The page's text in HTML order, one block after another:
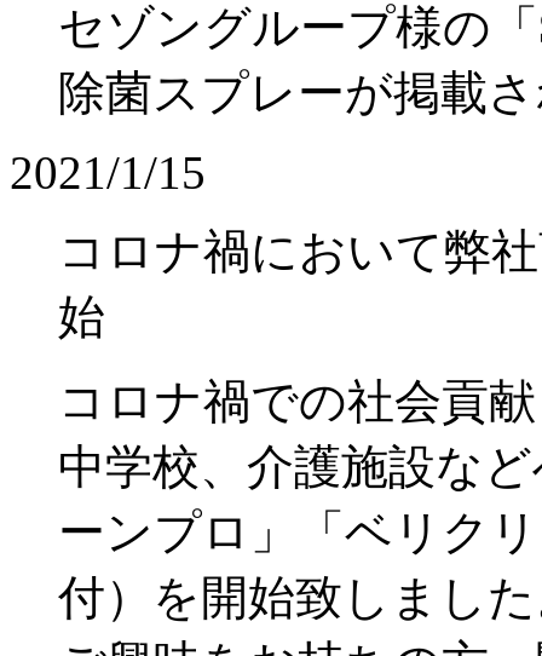
セゾングループ様の「
除菌スプレーが掲載
2021/1/15
コロナ禍において弊
始
コロナ禍での社会貢
中学校、介護施設な
ーンプロ」「ベリク
付）を開始致しまし